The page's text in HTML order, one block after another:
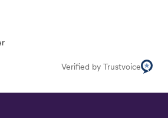
Verified by Trustvoice